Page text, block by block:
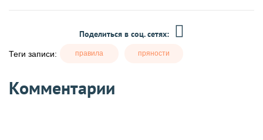
Поделиться в соц. сетях:
Теги записи: правила пряности
Комментарии